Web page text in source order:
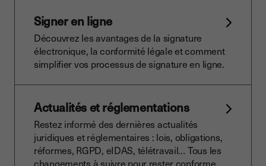
Signer en ligne
Découvrez les avantages de la signature
électronique, la conformité légale et comment
simplifier vos processus de signature en ligne.
Actualités et réglementations
Restez informé des dernières actualités
juridiques et réglementaires : lois, obligations,
réformes, RGPD, eIDAS, télétravail… Tous les
changements à suivre pour rester conforme.